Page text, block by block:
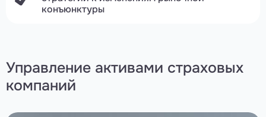
конъюнктуры
Управление активами страховых
компаний